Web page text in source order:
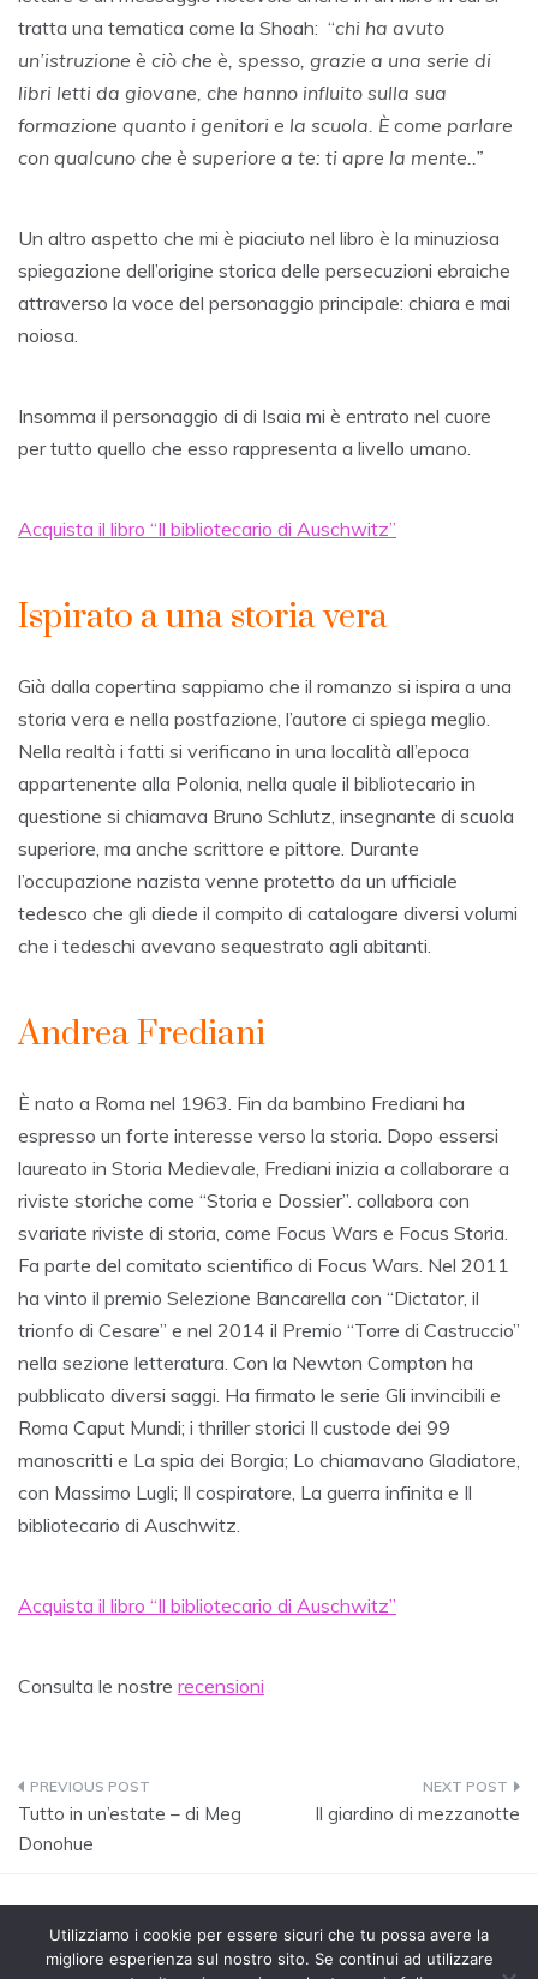
tratta una tematica come la Shoah: “chi ha avuto
un’istruzione è ciò che è, spesso, grazie a una serie di
libri letti da giovane, che hanno influito sulla sua
formazione quanto i genitori e la scuola. È come parlare
con qualcuno che è superiore a te: ti apre la mente..”
Un altro aspetto che mi è piaciuto nel libro è la minuziosa
spiegazione dell’origine storica delle persecuzioni ebraiche
attraverso la voce del personaggio principale: chiara e mai
noiosa.
Insomma il personaggio di di Isaia mi è entrato nel cuore
per tutto quello che esso rappresenta a livello umano.
Acquista il libro “Il bibliotecario di Auschwitz”
Ispirato a una storia vera
Già dalla copertina sappiamo che il romanzo si ispira a una
storia vera e nella postfazione, l’autore ci spiega meglio.
Nella realtà i fatti si verificano in una località all’epoca
appartenente alla Polonia, nella quale il bibliotecario in
questione si chiamava Bruno Schlutz, insegnante di scuola
superiore, ma anche scrittore e pittore. Durante
l’occupazione nazista venne protetto da un ufficiale
tedesco che gli diede il compito di catalogare diversi volumi
che i tedeschi avevano sequestrato agli abitanti.
Andrea Frediani
È nato a Roma nel 1963. Fin da bambino Frediani ha
espresso un forte interesse verso la storia. Dopo essersi
laureato in Storia Medievale, Frediani inizia a collaborare a
riviste storiche come “Storia e Dossier”. collabora con
svariate riviste di storia, come Focus Wars e Focus Storia.
Fa parte del comitato scientifico di Focus Wars. Nel 2011
ha vinto il premio Selezione Bancarella con “Dictator, il
trionfo di Cesare” e nel 2014 il Premio “Torre di Castruccio”
nella sezione letteratura. Con la Newton Compton ha
pubblicato diversi saggi. Ha firmato le serie Gli invincibili e
Roma Caput Mundi; i thriller storici Il custode dei 99
manoscritti e La spia dei Borgia; Lo chiamavano Gladiatore,
con Massimo Lugli; Il cospiratore, La guerra infinita e Il
bibliotecario di Auschwitz.
Acquista il libro “Il bibliotecario di Auschwitz”
Consulta le nostre recensioni
Navigazione
articoli
Tutto in un’estate – di Meg
Donohue
Il giardino di mezzanotte
Utilizziamo i cookie per essere sicuri che tu possa avere la
migliore esperienza sul nostro sito. Se continui ad utilizzare